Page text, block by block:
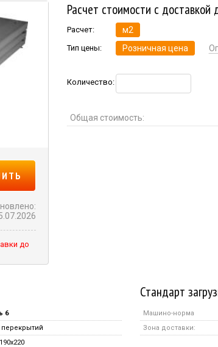
до
Расчет стоимости с доставкой
Расчет: м2
Тип цены: Розничная цена
Количество:
Общая стоимость:
6
Стандарт
Машино-норма
Зона доставки: